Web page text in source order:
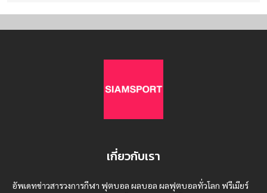
เกี่ยวกับเรา
อัพเดทข่าวสารวงการกีฬา ฟุตบอล ผลบอล ผลฟุตบอลทั่วโลก ฟรีเมียร์